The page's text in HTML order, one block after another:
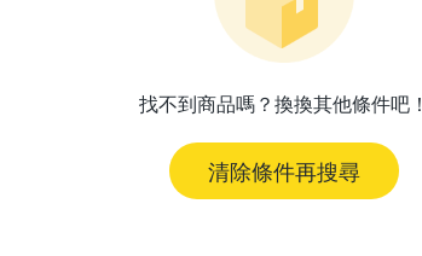
找不到商品嗎？換換其他條件吧！
清除條件再搜尋